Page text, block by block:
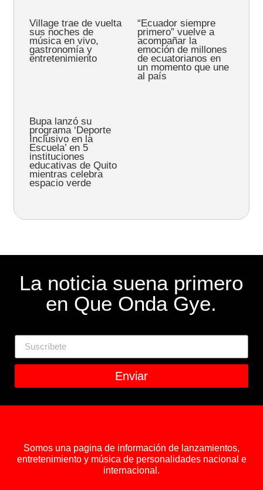
Village trae de vuelta
sus noches de
música en vivo,
gastronomía y
entretenimiento
“Ecuador siempre
primero” vuelve a
acompañar la
emoción de millones
de ecuatorianos en
un momento que une
al país
Bupa lanzó su
programa ‘Deporte
Inclusivo en la
Escuela’ en 5
instituciones
educativas de Quito
mientras celebra
espacio verde
La noticia suena primero
en Que Onda Gye.
Enviar
Somos una pagina de información de lanzamientos,
entretenimiento y música de personalidades nacional e
internacional.